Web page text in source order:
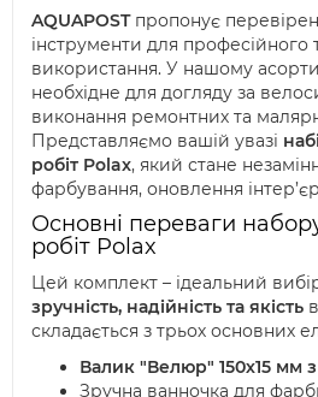
AQUAPOSTпропонує перевірені
інструменти для професійного
використання. У нашому
необхідне для догляду за
виконання ремонтних та
Представляємо вашій увазі
робіт Polax, який стане
фарбування, оновлення
Основні переваги
робіт Polax
Цей комплект – ідеальний
зручність, надійність та якість
складається з трьох основних
Валик "Велюр" 150х15 мм
Зручна ванночка для